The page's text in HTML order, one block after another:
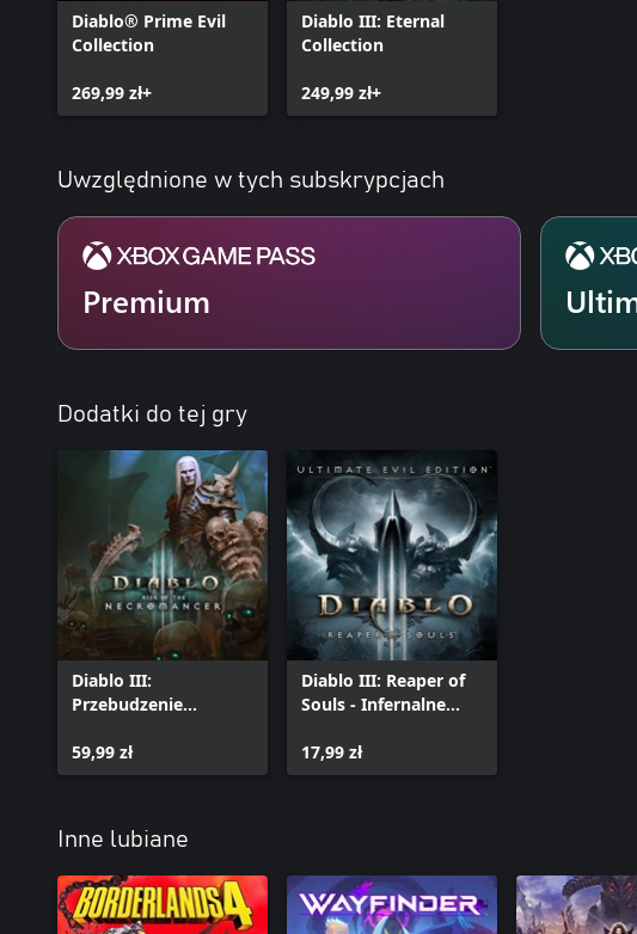
Diablo® Prime Evil
Collection
269,99 zł+
Diablo III: Eternal
Collection
249,99 zł+
Uwzględnione w tych subskrypcjach
Premium
Dodatki do tej gry
Diablo III:
Przebudzenie
59,99 zł
Diablo III: Reaper of
Souls - Infernalne
17,99 zł
Inne lubiane